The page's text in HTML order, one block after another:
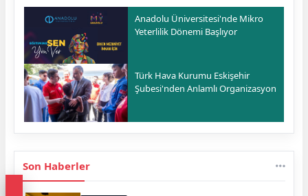
Anadolu Üniversitesi'nde Mikro
Yeterlilik Dönemi Başlıyor
Türk Hava Kurumu Eskişehir
Şubesi'nden Anlamlı Organizasyon
Son Haberler